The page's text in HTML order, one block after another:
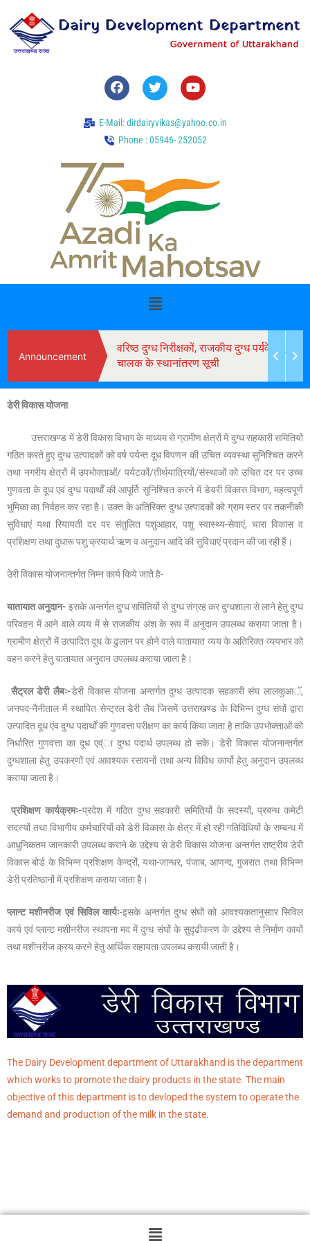
E-Mail: dirdairyvikas@yahoo.co.in
Phone : 05946- 252052
Announcement
वरिष्ठ दुग्ध निरीक्षकों, राजकीय दुग्ध पर्यवेक्षक,
चालक के स्थानांतरण सूची
डेरी विकास योजना
उत्तराखण्ड में डेरी विकास विभाग के माध्यम से ग्रामीण क्षेत्रों में दुग्ध सहकारी समितियों
गठित करते हुए दुग्ध उत्पादकों को वर्ष पर्यन्त दूध विपणन की उचित व्यवस्था सुनिश्चित करने
तथा नगरीय क्षेत्रों में उपभोक्ताओं/ पर्यटकों/तीर्थयात्रियों/संस्थाओं को उचित दर पर उच्च
गुणवता के दूध एवं दुग्ध पदार्थों की आपूर्ति सुनिश्चित करने में डेयरी विकास विभाग, महत्वपूर्ण
भूमिका का निर्वहन कर रहा है। उक्त के अतिरिक्त दुग्ध उत्पादकों को ग्राम स्तर पर तकनीकी
सुविधाएं यथा रियायती दर पर संतुलित पशुआहार, पशु स्वास्थ्य-सेवाएं, चारा विकास व
प्रशिक्षण तथा दुधारू पशु क्रयार्थ ऋण व अनुदान आदि की सुविधाएं प्रदान की जा रही हैं।
उेरी विकास योजनान्तर्गत निम्न कार्य किये जातेे है-
यातायात अनुदान- इसके अन्तर्गत दुग्ध समितियों से दुग्ध संग्रह कर दुग्धशाला से लाने हेतु दुग्ध
परिवहन में आने वाले व्यय में से राजकीय अंश के रूप में अनुदान उपलब्ध कराया जाता है।
ग्रामीण क्षेत्रों में उत्पादित दूध के ढुलान पर होने वाले यातायात व्यय के अतिरिक्त व्ययभार को
वहन करने हेतु यातायात अनुदान उपलब्ध कराया जाता है।
सैट्रल डेरी लैबः-डेरी विकास योजना अन्तर्गत दुग्ध उत्पादक सहकारी संघ लालकुआॅ,
जनपद-नैनीताल में स्थापित सेन्ट्रल डेरी लैब जिसमें उत्तराखण्ड के विभिन्न दुग्ध संघों द्वारा
उत्पादित दूध एंव दुग्ध पदार्थों की गुणवत्ता परीक्षण का कार्य किया जाता है ताकि उपभोक्ताओं को
निर्धारित गुणवत्ता का दूध एव्ंा दुग्ध पदार्थ उपलब्ध हो सके। डेरी विकास योजनान्तर्गत
दुग्धशाला हेतु उपकरणों एवं आवश्यक रसायनों तथा अन्य विविध कार्यो हेतु अनुदान उपलब्ध
कराया जाता है।
प्रशिक्षण कार्यक्रमः-प्रदेश में गठित दुग्ध सहकारी समितियों के सदस्यों, प्रबन्ध कमेटी
सदस्यों तथा विभागीय कर्मचारियों को डेरी विकास के क्षेत्र में हो रही गतिविधियों के सम्बन्ध में
आधुनिकतम जानकारी उपलब्ध कराने के उद्देश्य से डेरी विकास योजना अन्तर्गत राष्ट्रीय डेरी
विकास बोर्ड के विभिन्न प्रशिक्षण केन्द्रों, यथा-जान्धर, पंजाब, आणन्द, गुजरात तथा विभिन्न
डेरी प्रतिष्ठानों में प्रशिक्षण कराया जाता है।
प्लान्ट मशीनरीज एवं सिविल कार्यः-इसके अन्तर्गत दुग्ध संघों को आवश्यकतानुसाार सिविल
कार्य एवं प्लान्ट मशीनरीज स्थापना मद में दुग्ध संघों के सुदृढीकरण के उद्देश्य से निर्माण कायों
तथा मशीनरीज क्रय करने हेतु आर्थिक सहायता उपलब्ध करायी जाती है।
The Dairy Development department of Uttarakhand is the department
which works to promote the dairy products in the state. The main
objective of this department is to devloped the system to operate the
demand and production of the milk in the state.